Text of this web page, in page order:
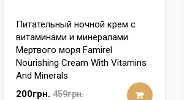
Питательный ночной крем с
витаминами и минералами
Мертвого моря Famirel
Nourishing Cream With Vitamins
And Minerals
200грн. 459грн.